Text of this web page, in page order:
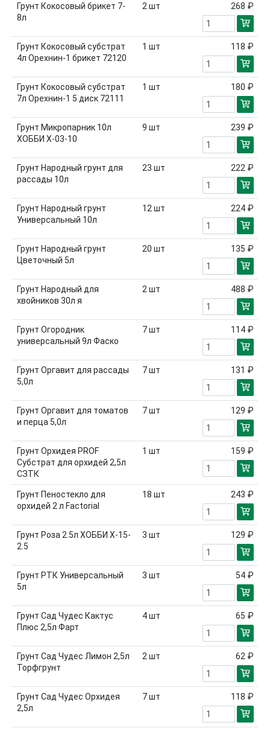
Грунт Кокосовый брикет 7-
8л
2 шт 268 ₽
Грунт Кокосовый субстрат
4л Орехнин-1 брикет 72120
1 шт 118 ₽
Грунт Кокосовый субстрат
7л Орехнин-1 5 диск 72111
1 шт 180 ₽
Грунт Микропарник 10л
ХОББИ Х-03-10
9 шт 239 ₽
Грунт Народный грунт для
рассады 10л
23 шт 222 ₽
Грунт Народный грунт
Универсальный 10л
12 шт 224 ₽
Грунт Народный грунт
Цветочный 5л
20 шт 135 ₽
Грунт Народный для
хвойников 30л я
2 шт 488 ₽
Грунт Огородник
универсальный 9л Фаско
7шт 114 ₽
Грунт Оргавит для рассады
5,0л
7шт 131 ₽
Грунт Оргавит для томатов
и перца 5,0л
7шт 129 ₽
Грунт Орхидея PROF
Субстрат для орхидей 2,5л
СЗТК
1 шт 159 ₽
Грунт Пеностекло для
орхидей 2 л Factorial
18 шт 243 ₽
Грунт Роза 2.5л ХОББИ Х-15-
2.5
3 шт 129 ₽
Грунт РТК Универсальный
5л
3 шт 54 ₽
Грунт Сад Чудес Кактус
Плюс 2,5л Фарт
4шт 65 ₽
Грунт Сад Чудес Лимон 2,5л
Торфгрунт
2 шт 62 ₽
Грунт Сад Чудес Орхидея
2,5л
7шт 118 ₽